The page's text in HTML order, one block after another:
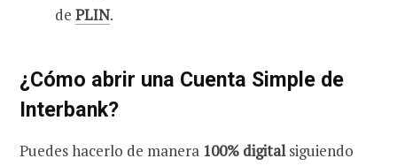
de PLIN.
¿Cómo abrir una Cuenta Simple de
Interbank?
Puedes hacerlo de manera 100% digitalsiguiendo